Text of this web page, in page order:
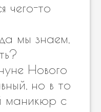
чего-то
мы знаем,
⠀
Нового
но в то
маникюр с